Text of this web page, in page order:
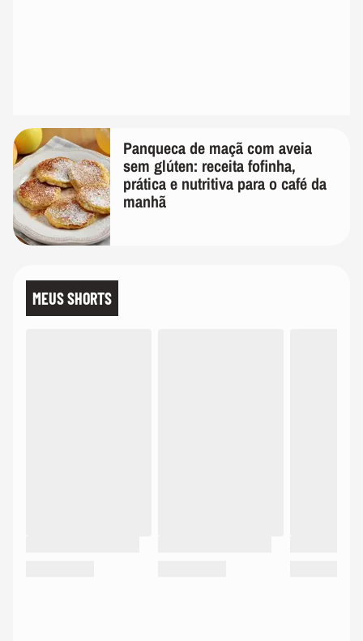
Panqueca de maçã com aveia
sem glúten: receita fofinha,
prática e nutritiva para o café da
manhã
MEUS SHORTS